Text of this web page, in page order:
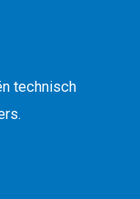
technisch